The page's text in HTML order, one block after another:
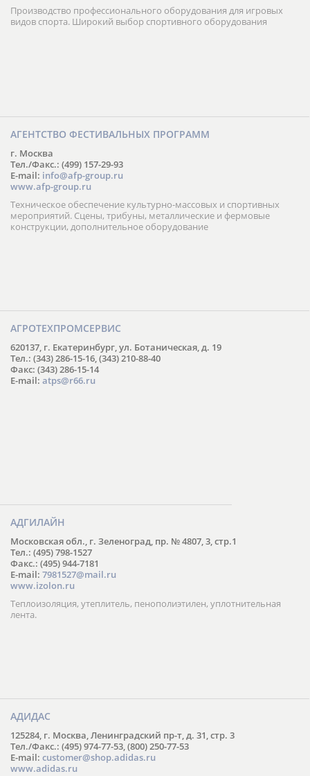
Производство профессионального оборудования для игровых
видов спорта. Широкий выбор спортивного оборудования
АГЕНТСТВО ФЕСТИВАЛЬНЫХ ПРОГРАММ
г. Москва
Тел./Факс.: (499) 157-29-93
E-mail: info@afp-group.ru
www.afp-group.ru
Техническое обеспечение культурно-массовых и спортивных
мероприятий. Сцены, трибуны, металлические и фермовые
конструкции, дополнительное оборудование
АГРОТЕХПРОМСЕРВИС
620137, г. Екатеринбург, ул. Ботаническая, д. 19
Тел.: (343) 286-15-16, (343) 210-88-40
Факс: (343) 286-15-14
E-mail: atps@r66.ru
АДГИЛАЙН
Московская обл., г. Зеленоград, пр. № 4807, 3, стр.1
Тел.: (495) 798-1527
Факс.: (495) 944-7181
E-mail: 7981527@mail.ru
www.izolon.ru
Теплоизоляция, утеплитель, пенополиэтилен, уплотнительная
лента.
АДИДАС
125284, г. Москва, Ленинградский пр-т, д. 31, стр. 3
Тел./Факс.: (495) 974-77-53, (800) 250-77-53
E-mail: customer@shop.adidas.ru
www.adidas.ru